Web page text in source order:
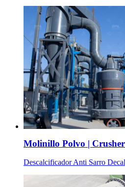
Molinillo Polvo |
Descalcificador Anti Sarro